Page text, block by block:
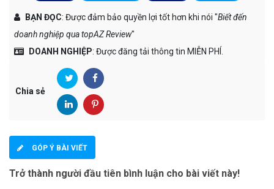
BẠN ĐỌC: Được đảm bảo quyền lợi tốt hơn khi nói "Biết đến
doanh nghiệp qua topAZ Review"
DOANH NGHIỆP: Được đăng tải thông tin MIỄN PHÍ.
Chia sẻ
GÓP Ý BÀI VIẾT
Trở thành người đầu tiên bình luận cho bài viết này!